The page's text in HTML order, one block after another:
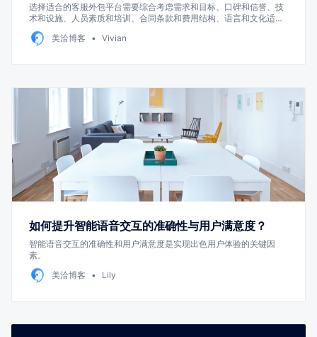
选择适合的客服外包平台需要综合考虑需求和目标、口碑和信誉、技
术和设施、人员素质和培训、合同条款和费用结构、语言和文化适配
性，以及响应和解决问题的能力
美洽博客
Vivian
如何提升智能语音交互的准确性与用户满意度？
智能语音交互的准确性和用户满意度是实现出色用户体验的关键因
素。
美洽博客
Lily